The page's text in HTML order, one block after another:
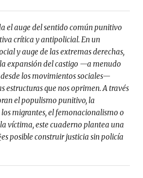
el auge del sentido común punitivo
crítica y antipolicial. En un
y auge de las extremas derechas,
expansión del castigo —a menudo
los movimientos sociales—
estructuras que nos oprimen. A través
el populismo punitivo, la
migrantes, el femonacionalismo o
víctima, este cuaderno plantea una
posible construir justicia sin policía